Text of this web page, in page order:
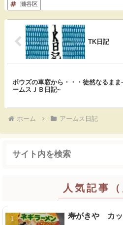
o
o
k
a t
瀬谷区
TK日記
ボウズの車窓から・・・徒然なるまま
ームスＪＢ日記~
ホーム アームス日記
人気記事（
寿がきや カ